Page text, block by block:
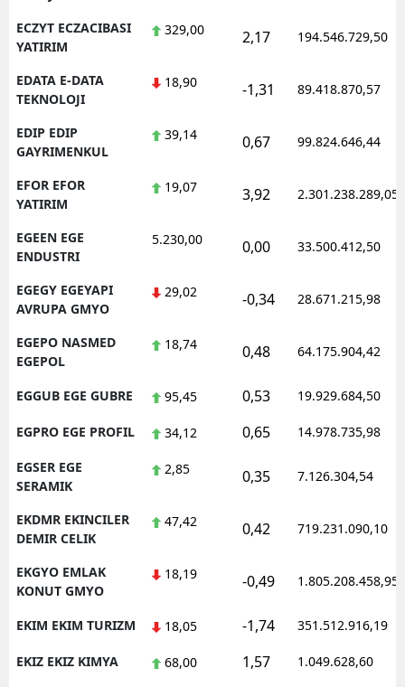
ECZYT ECZACIBASI
YATIRIM
329,00 2,17 194.546.729,50
EDATA E-DATA
TEKNOLOJI
18,90 -1,31 89.418.870,57
EDIP EDIP
GAYRIMENKUL
39,14 0,67 99.824.646,44
EFOR EFOR
YATIRIM
19,07 3,92 2.301.238.289,05
EGEEN EGE
ENDUSTRI
5.230,00 0,00 33.500.412,50
EGEGY EGEYAPI
AVRUPA GMYO
29,02 -0,34 28.671.215,98
EGEPO NASMED
EGEPOL
18,74 0,48 64.175.904,42
EGGUB EGE GUBRE 95,45 0,53 19.929.684,50
EGPRO EGE PROFIL 34,12 0,65 14.978.735,98
EGSER EGE
SERAMIK
2,85 0,35 7.126.304,54
EKDMR EKINCILER
DEMIR CELIK
47,42 0,42 719.231.090,10
EKGYO EMLAK
KONUT GMYO
18,19 -0,49 1.805.208.458,95
EKIM EKIM TURIZM 18,05 -1,74 351.512.916,19
EKIZ EKIZ KIMYA 68,00 1,57 1.049.628,60